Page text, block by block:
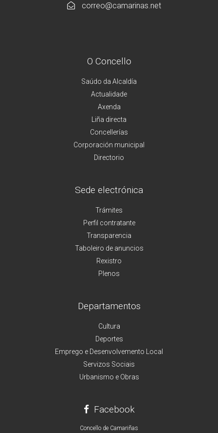
correo@camarinas.net
O Concello
Saúdo da Alcaldía
Actualidade
Axenda
Liña directa
Concellerías
Corporación municipal
Directorio
Sede electrónica
Trámites
Perfil contratante
Transparencia
Taboleiro de anuncios
Rexistro
Plenos
Departamentos
Cultura
Deportes
Emprego e Desenvolvemento Local
Servizos Sociais
Urbanismo e Obras
Facebook
Concello de Camariñas